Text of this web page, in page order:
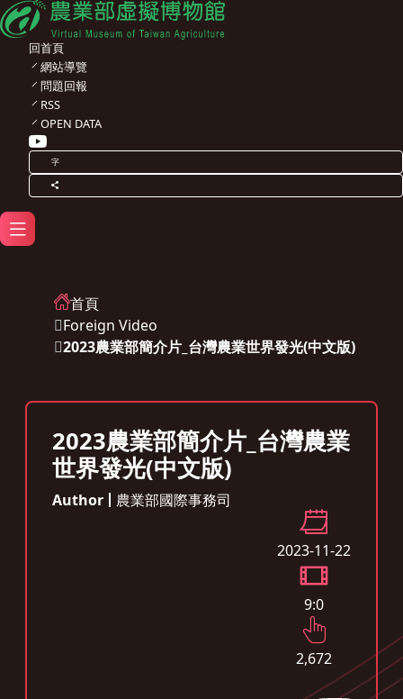
回首頁
網站導覽
問題回報
RSS
OPEN DATA
字
首頁
Foreign Video
2023農業部簡介片_台灣農業世界發光(中文版)
2023農業部簡介片_台灣農業
世界發光(中文版)
Author 農業部國際事務司
2023-11-22
9:0
2,672